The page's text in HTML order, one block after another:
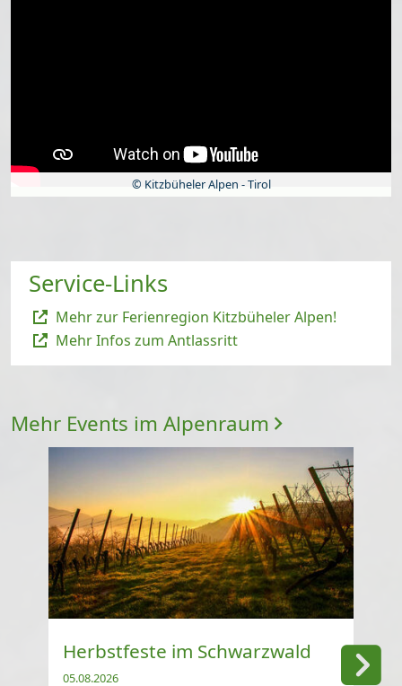
© Kitzbüheler Alpen - Tirol
Service-Links
Mehr zur Ferienregion Kitzbüheler Alpen!
Mehr Infos zum Antlassritt
Mehr Events im Alpenraum
Herbstfeste im Schwarzwald
05.08.2026